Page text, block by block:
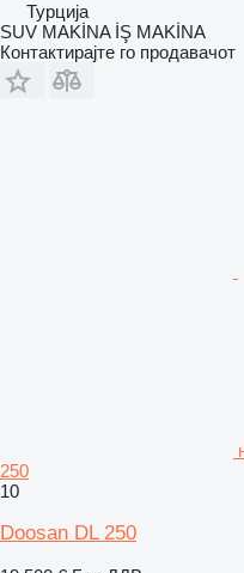
Турција
SUV MAKİNA İŞ MAKİNA
Контактирајте го продавачот
250
10
Doosan DL 250